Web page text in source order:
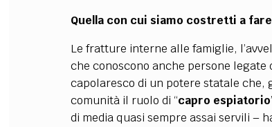
Quella con cui siamo costretti a
Le fratture interne alle famiglie,
che conoscono anche persone
capolaresco di un potere statale
comunità il ruolo di “capro espiatorio
di media quasi sempre assai servili –